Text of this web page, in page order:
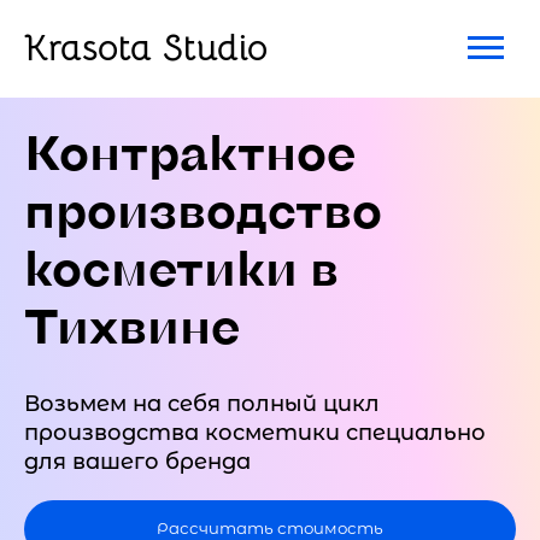
Krasota Studio
Контрактное
производство
косметики в
Тихвине
Возьмем на себя полный цикл
производства косметики специально
для вашего бренда
Рассчитать стоимость